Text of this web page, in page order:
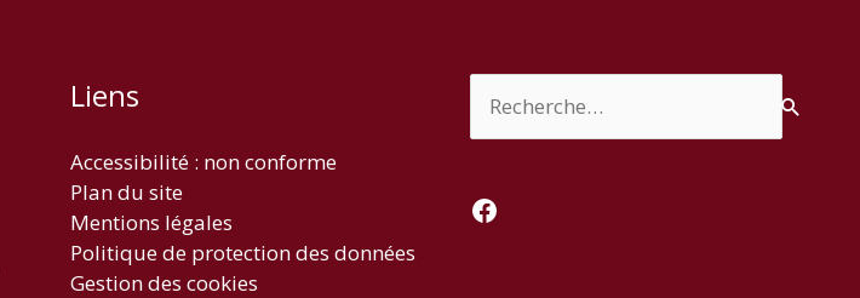
Liens
Accessibilité : non conforme
Plan du site
Mentions légales
Politique de protection des données
Gestion des cookies
Facebook